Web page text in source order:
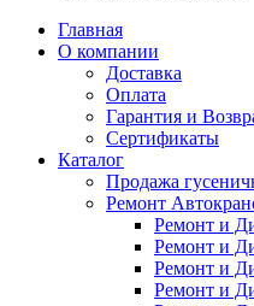
Главная
О компании
Доставка
Оплата
Гарантия и
Сертификаты
Каталог
Продажа
Ремонт
Ремонт и
Ремонт и
Ремонт и
Ремонт и